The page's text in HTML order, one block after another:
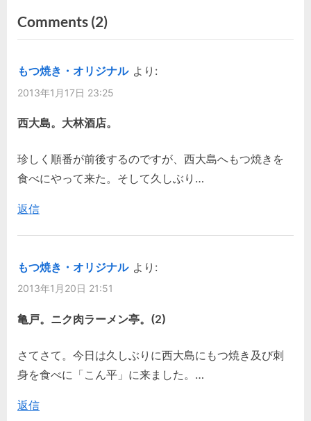
稿
ナ
ビ
ゲ
ー
シ
ョ
ン
e
v
o
u
s
o
s
:
t
Comments (2)on
“西
大
ん
(2)”
もつ焼き・オリジナル より:
2013年1月17日 23:25
西大島。大林酒店。
珍しく順番が前後するのですが、西大島へもつ焼きを
食べにやって来た。そして久しぶり…
返信
もつ焼き・オリジナル より:
2013年1月20日 21:51
亀戸。ニク肉ラーメン亭。(2)
さてさて。今日は久しぶりに西大島にもつ焼き及び刺
身を食べに「こん平」に来ました。…
返信